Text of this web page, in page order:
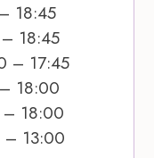
18:45
18:45
– 17:45
18:00
– 18:00
– 13:00